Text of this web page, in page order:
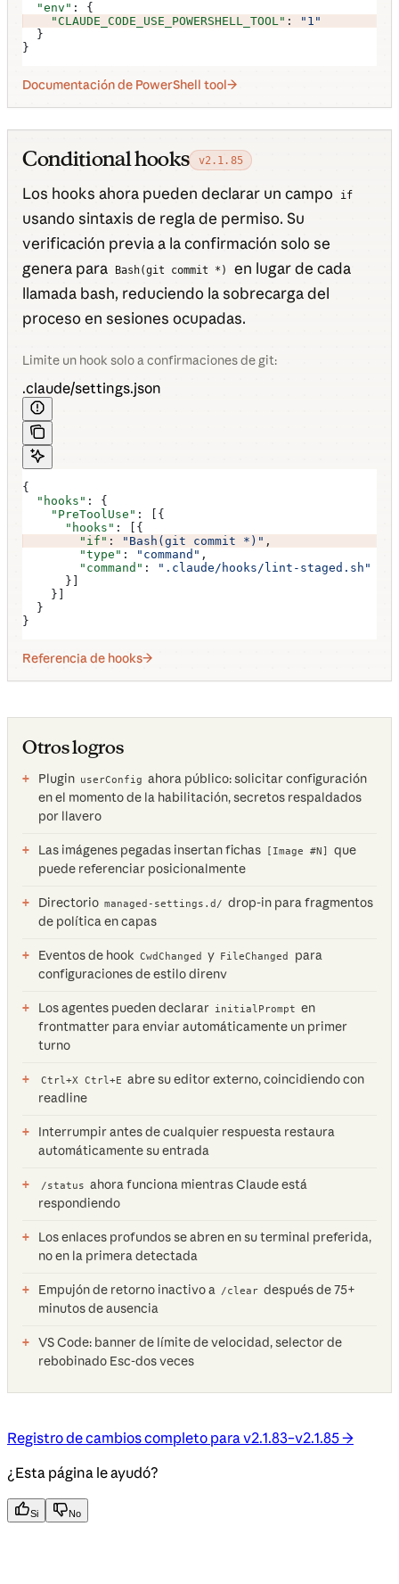
  "env"
: {
    "CLAUDE_CODE_USE_POWERSHELL_TOOL"
:
"1"
  }
}
Documentación de PowerShell tool
Conditional hooks v2.1.85
Los hooks ahora pueden declarar un campo if
usando sintaxis de regla de permiso. Su
verificación previa a la confirmación solo se
genera para
Bash(git commit *)
en lugar de cada
llamada bash, reduciendo la sobrecarga del
proceso en sesiones ocupadas.
Limite un hook solo a confirmaciones de git:
.claude/settings.json
{
  "hooks"
: {
    "PreToolUse"
: [{
      "hooks"
: [{
        "if"
: "Bash(git commit *)" ,
        "type"
: "command" ,
        "command"
:
".claude/hooks/lint-staged.sh"
      }]
    }]
  }
}
Referencia de hooks
Otros logros
Plugin userConfig ahora público: solicitar configuración
en el momento de la habilitación, secretos respaldados
por llavero
Las imágenes pegadas insertan fichas [Image #N]
que
puede referenciar posicionalmente
Directorio managed-settings.d/ drop-in para fragmentos
de política en capas
Eventos de hook CwdChanged y FileChanged
para
configuraciones de estilo direnv
Los agentes pueden declarar initialPrompt en
frontmatter para enviar automáticamente un primer
turno
Ctrl+X Ctrl+E abre su editor externo, coincidiendo con
readline
Interrumpir antes de cualquier respuesta restaura
automáticamente su entrada
/status ahora funciona mientras Claude está
respondiendo
Los enlaces profundos se abren en su terminal preferida,
no en la primera detectada
Empujón de retorno inactivo a /clear después de 75+
minutos de ausencia
VS Code: banner de límite de velocidad, selector de
rebobinado Esc-dos veces
Registro de cambios completo para v2.1.83–v2.1.85 →
¿Esta página le ayudó?
Si No